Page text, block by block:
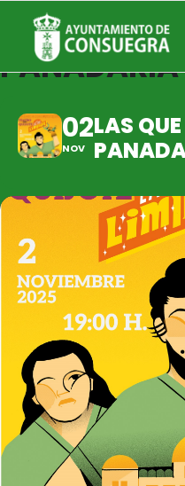
LAS QUE
PANADARIA
02
NOV
LAS